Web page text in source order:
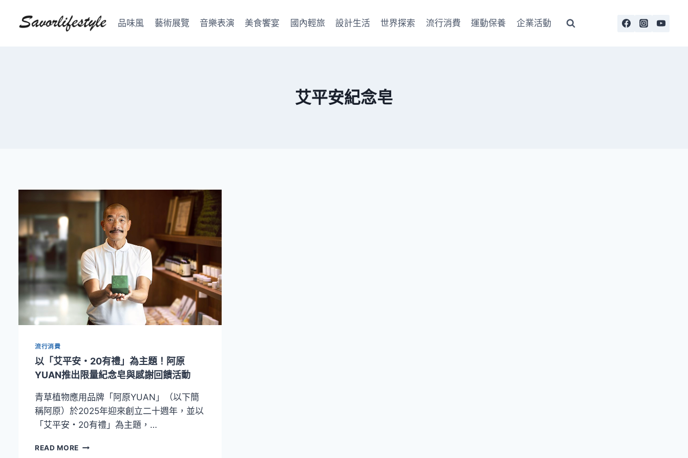
品味風 藝術展覽 音樂表演 美食饗宴 國內輕旅 設計生活 世界探索 流行消費 運動保養 企業活動
艾平安紀念皂
流行消費
以「艾平安・20有禮」為主題！阿原
YUAN推出限量紀念皂與感謝回饋活動
青草植物應用品牌「阿原YUAN」（以下簡
稱阿原）於2025年迎來創立二十週年，並以
「艾平安・20有禮」為主題，…
READ MORE